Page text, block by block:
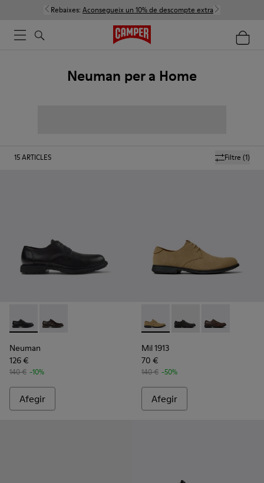
Rebaixes: Aconsegueix un 10% de descompte extra
Neuman per a Home
Filtre (1)
15ARTICLES
Neuman - K100152-021 - Sabates de pell negres per a home.
Neuman - K100152-022 - Sabates de pell marrons
Neuman
126 €
140 € -10%
Afegir
Mil 1913 - 18552-088 -
Mil 1913 - 18552-
Mil 1913 -
Mil 1913
70 €
140 € -50%
Afegir